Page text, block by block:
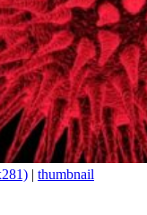
| thumbnail